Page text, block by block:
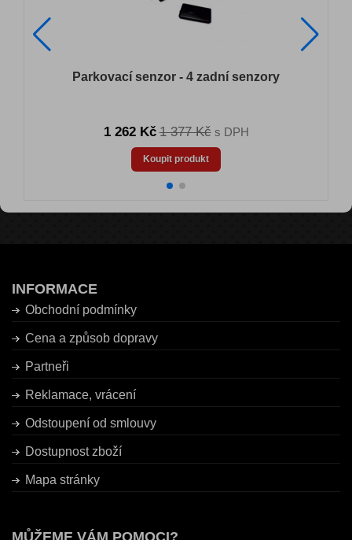
Parkovací senzor - 4 zadní senzory
1 262 Kč 1 377 Kčs DPH
Koupit produkt
INFORMACE
Obchodní podmínky
Cena a způsob dopravy
Partneři
Reklamace, vrácení
Odstoupení od smlouvy
Dostupnost zboží
Mapa stránky
MŮŽEME VÁM POMOCI?